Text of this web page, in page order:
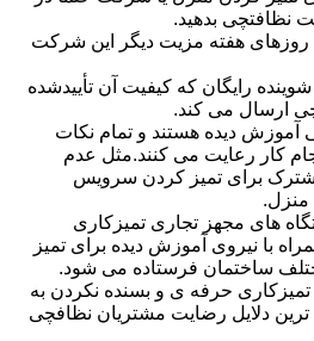
نظافتچی بدهید.
روزهای هفته مزیت دیگر این شرکت
رایگان که کیفیت آن تأییدشده
ارسال می کند.
آموزش دیده هستند و تمام نکات
کار رعایت می کنند.مثل عدم
برای تمیز کردن سرویس
منزل.
های مجهز تجاری تمیزکاری
با نیروی آموزش دیده برای تمیز
ساختمان فرستاده می شود.
تمیزکاری حرفه ی و بسنده نکردن به
ترین دلایل رضایت مشتریان نظافچی